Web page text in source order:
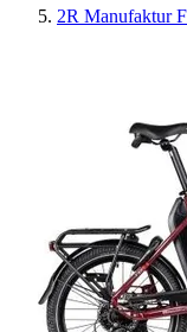
2R Manufaktur